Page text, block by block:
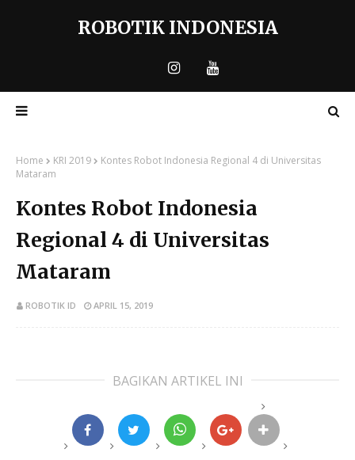
ROBOTIK INDONESIA
Home KRI 2019
Kontes Robot Indonesia Regional 4 di Universitas
Mataram
Kontes Robot Indonesia
Regional 4 di Universitas
Mataram
ROBOTIK ID APRIL 15, 2019
BAGIKAN ARTIKEL INI